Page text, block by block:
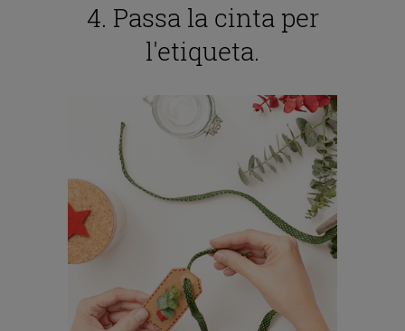
4. Passa la cinta per
l'etiqueta.